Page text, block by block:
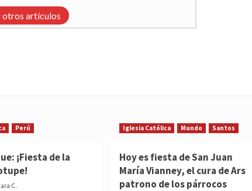
otros artículos
Perú
¡Fiesta de la
C.
Iglesia Católica Mundo Santos
Hoy es fiesta de San Juan
María Vianney, el cura de Ars
patrono de los párrocos